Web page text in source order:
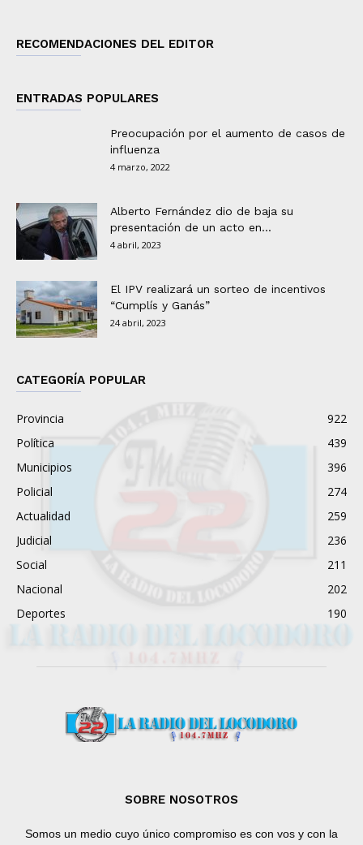
RECOMENDACIONES DEL EDITOR
ENTRADAS POPULARES
Preocupación por el aumento de casos de
influenza
4 marzo, 2022
Alberto Fernández dio de baja su
presentación de un acto en...
4 abril, 2023
El IPV realizará un sorteo de incentivos
“Cumplís y Ganás”
24 abril, 2023
CATEGORÍA POPULAR
Provincia
922
Política
439
Municipios
396
Policial
274
Actualidad
259
Judicial
236
Social
211
Nacional
202
Deportes
190
SOBRE NOSOTROS
Somos un medio cuyo único compromiso es con vos y con la